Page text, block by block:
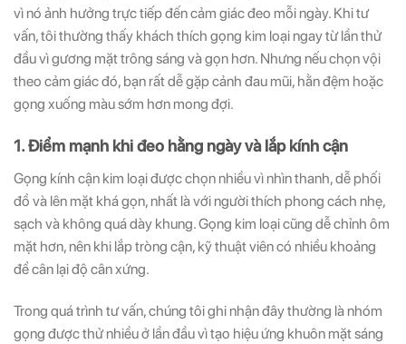
vì nó ảnh hưởng trực tiếp đến cảm giác đeo mỗi ngày. Khi tư
vấn, tôi thường thấy khách thích gọng kim loại ngay từ lần thử
đầu vì gương mặt trông sáng và gọn hơn. Nhưng nếu chọn vội
theo cảm giác đó, bạn rất dễ gặp cảnh đau mũi, hằn đệm hoặc
gọng xuống màu sớm hơn mong đợi.
1. Điểm mạnh khi đeo hằng ngày và lắp kính cận
Gọng kính cận kim loại được chọn nhiều vì nhìn thanh, dễ phối
đồ và lên mặt khá gọn, nhất là với người thích phong cách nhẹ,
sạch và không quá dày khung. Gọng kim loại cũng dễ chỉnh ôm
mặt hơn, nên khi lắp tròng cận, kỹ thuật viên có nhiều khoảng
để cân lại độ cân xứng.
Trong quá trình tư vấn, chúng tôi ghi nhận đây thường là nhóm
gọng được thử nhiều ở lần đầu vì tạo hiệu ứng khuôn mặt sáng